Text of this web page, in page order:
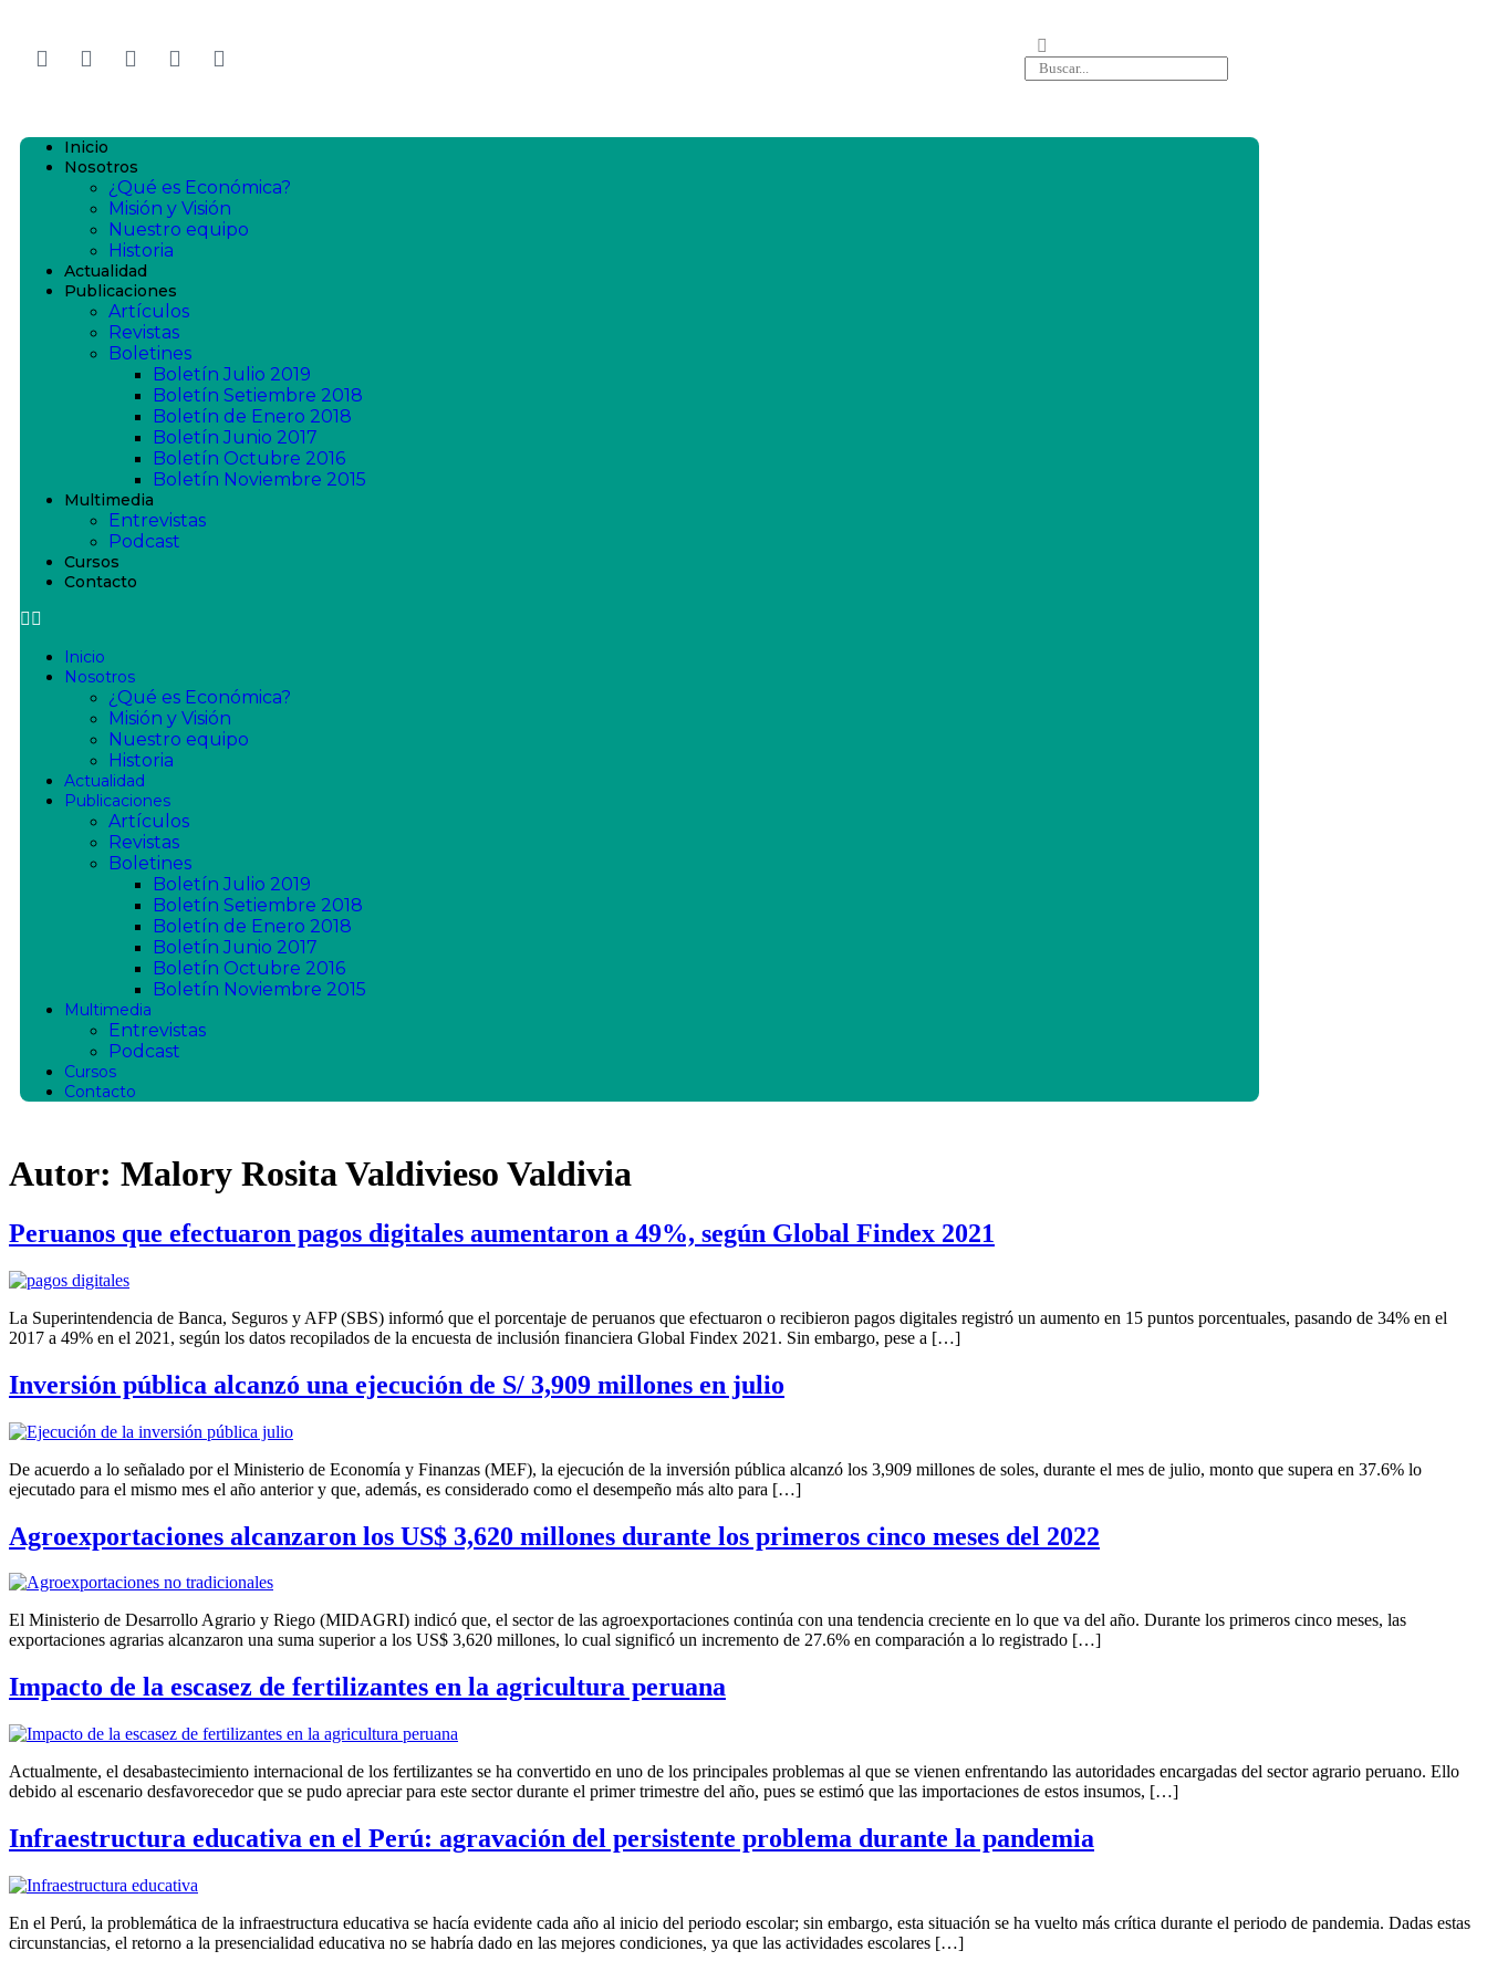
Inicio
Nosotros
¿Qué es Económica?
Misión y Visión
Nuestro equipo
Historia
Actualidad
Publicaciones
Artículos
Revistas
Boletines
Boletín Julio 2019
Boletín Setiembre 2018
Boletín de Enero 2018
Boletín Junio 2017
Boletín Octubre 2016
Boletín Noviembre 2015
Multimedia
Entrevistas
Podcast
Cursos
Contacto
Inicio
Nosotros
¿Qué es Económica?
Misión y Visión
Nuestro equipo
Historia
Actualidad
Publicaciones
Artículos
Revistas
Boletines
Boletín Julio 2019
Boletín Setiembre 2018
Boletín de Enero 2018
Boletín Junio 2017
Boletín Octubre 2016
Boletín Noviembre 2015
Multimedia
Entrevistas
Podcast
Cursos
Contacto
Autor: Malory Rosita Valdivieso Valdivia
Peruanos que efectuaron pagos digitales aumentaron a 49%, según Global Findex 2021
La Superintendencia de Banca, Seguros y AFP (SBS) informó que el porcentaje de peruanos que efectuaron o recibieron pagos digitales registró un aumento en 15 puntos porcentuales, pasando de 34% en el
2017 a 49% en el 2021, según los datos recopilados de la encuesta de inclusión financiera Global Findex 2021. Sin embargo, pese a […]
Inversión pública alcanzó una ejecución de S/ 3,909 millones en julio
De acuerdo a lo señalado por el Ministerio de Economía y Finanzas (MEF), la ejecución de la inversión pública alcanzó los 3,909 millones de soles, durante el mes de julio, monto que supera en 37.6% lo
ejecutado para el mismo mes el año anterior y que, además, es considerado como el desempeño más alto para […]
Agroexportaciones alcanzaron los US$ 3,620 millones durante los primeros cinco meses del 2022
El Ministerio de Desarrollo Agrario y Riego (MIDAGRI) indicó que, el sector de las agroexportaciones continúa con una tendencia creciente en lo que va del año. Durante los primeros cinco meses, las
exportaciones agrarias alcanzaron una suma superior a los US$ 3,620 millones, lo cual significó un incremento de 27.6% en comparación a lo registrado […]
Impacto de la escasez de fertilizantes en la agricultura peruana
Actualmente, el desabastecimiento internacional de los fertilizantes se ha convertido en uno de los principales problemas al que se vienen enfrentando las autoridades encargadas del sector agrario peruano. Ello
debido al escenario desfavorecedor que se pudo apreciar para este sector durante el primer trimestre del año, pues se estimó que las importaciones de estos insumos, […]
Infraestructura educativa en el Perú: agravación del persistente problema durante la pandemia
En el Perú, la problemática de la infraestructura educativa se hacía evidente cada año al inicio del periodo escolar; sin embargo, esta situación se ha vuelto más crítica durante el periodo de pandemia. Dadas estas
circunstancias, el retorno a la presencialidad educativa no se habría dado en las mejores condiciones, ya que las actividades escolares […]